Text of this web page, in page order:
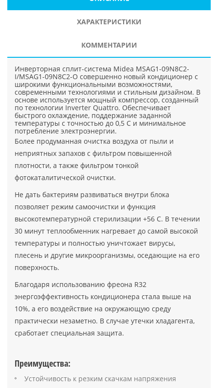
ХАРАКТЕРИСТИКИ
КОММЕНТАРИИ
Инверторная сплит-система Midea MSAG1-09N8C2-
I/MSAG1-09N8C2-O совершенно новый кондиционер с
широкими функциональными возможностями,
современными технологиями и стильным дизайном. В
основе используется мощный компрессор, созданный
по технологии Inverter Quattro. Обеспечивает
быстрого охлаждение, поддержание заданной
температуры с точностью до 0,5 C и минимальное
потребление электроэнергии.
Более продуманная очистка воздуха от пыли и
неприятных запахов с фильтром повышенной
плотности, а также фильтром тонкой
фотокаталитической очистки.
Не дать бактериям развиваться внутри блока
позволяет режим самоочистки и функция
высокотемпературной стерилизации +56 C. В течении
30 минут теплообменник нагревает до самой высокой
температуры и полностью уничтожает вирусы,
плесень и другие микроорганизмы, оседающие на его
поверхность.
Благодаря использованию фреона R32
энергоэффективность кондиционера стала выше на
10%, а его воздействие на окружающую среду
практически незаметно. В случае утечки хладагента,
сработает специальная защита.
Преимущества:
Устойчивость к резким скачкам напряжения